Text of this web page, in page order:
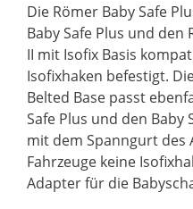
Die Römer Baby Safe
Baby Safe Plus und den
II mit Isofix Basis
Isofixhaken befestigt.
Belted Base passt
Safe Plus und den Baby
mit dem Spanngurt des
Fahrzeuge keine
Adapter für die